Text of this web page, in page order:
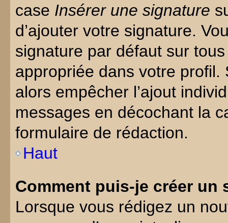
case Insérer une signature
d’ajouter votre signature.
signature par défaut sur
appropriée dans votre
alors empêcher l’ajout
messages en décochant la
formulaire de rédaction.
Haut
Comment puis-je créer un
Lorsque vous rédigez un